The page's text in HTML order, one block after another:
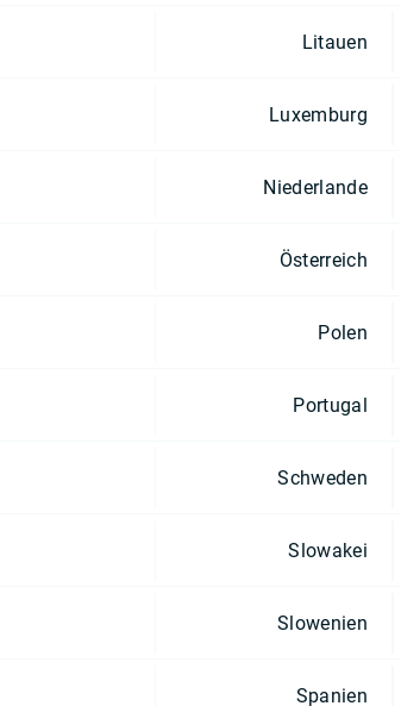
Litauen
Luxemburg
Niederlande
Österreich
Polen
Portugal
Schweden
Slowakei
Slowenien
Spanien